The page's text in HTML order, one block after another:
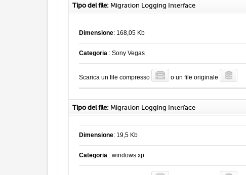
Tipo del file: Migration Logging Interface
Dimensione: 168,05 Kb
Categoria : Sony Vegas
Scarica un file compresso o un file originale
Tipo del file: Migration Logging Interface
Dimensione: 19,5 Kb
Categoria : windows xp